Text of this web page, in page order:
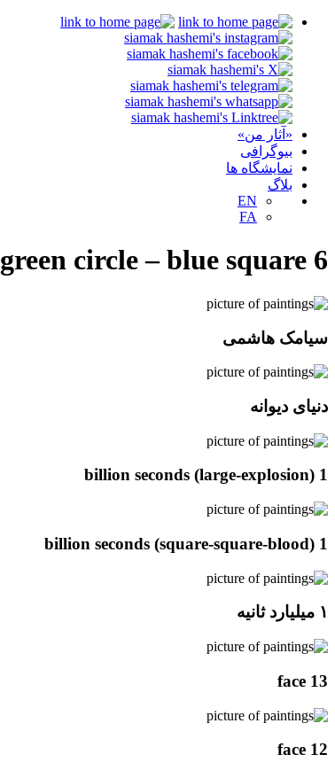
«آثار من»
بیوگرافی
نمایشگاه ها
بلاگ
EN
FA
green circle – blue square 6
سیامک هاشمی
دنیای دیوانه
1 billion seconds (large-explosion)
1 billion seconds (square-square-blood)
۱ میلیارد ثانیه
face 13
face 12